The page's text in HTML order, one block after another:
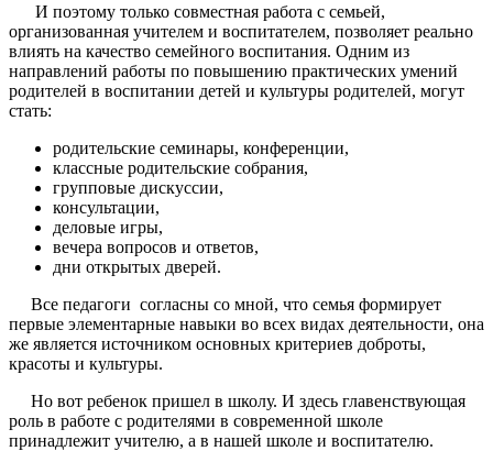
И поэтому только совместная работа с семьей,
организованная учителем и воспитателем, позволяет реально
влиять на качество семейного воспитания. Одним из
направлений работы по повышению практических умений
родителей в воспитании детей и культуры родителей, могут
стать:
родительские семинары, конференции,
классные родительские собрания,
групповые дискуссии,
консультации,
деловые игры,
вечера вопросов и ответов,
дни открытых дверей.
Все педагоги согласны со мной, что семья формирует
первые элементарные навыки во всех видах деятельности, она
же является источником основных критериев доброты,
красоты и культуры.
Но вот ребенок пришел в школу. И здесь главенствующая
роль в работе с родителями в современной школе
принадлежит учителю, а в нашей школе и воспитателю.